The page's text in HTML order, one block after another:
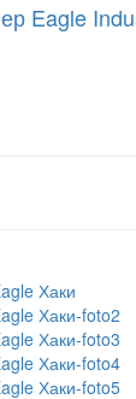
Eagle